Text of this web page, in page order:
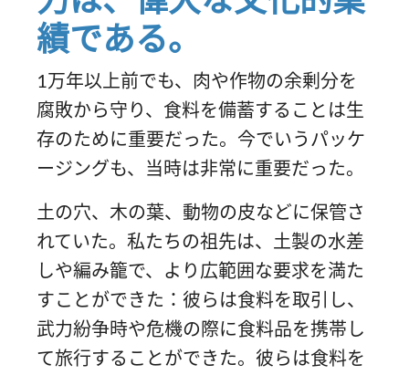
績である。
1万年以上前でも、肉や作物の余剰分を
腐敗から守り、食料を備蓄することは生
存のために重要だった。今でいうパッケ
ージングも、当時は非常に重要だった。
土の穴、木の葉、動物の皮などに保管さ
れていた。私たちの祖先は、土製の水差
しや編み籠で、より広範囲な要求を満た
すことができた：彼らは食料を取引し、
武力紛争時や危機の際に食料品を携帯し
て旅行することができた。彼らは食料を